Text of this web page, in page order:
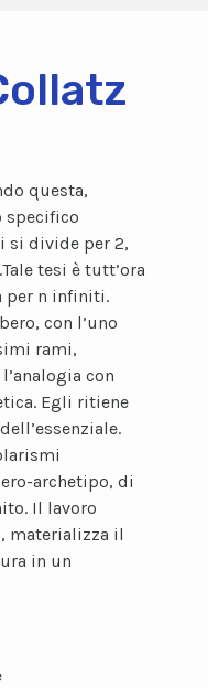
questa,
specifico
si divide per 2,
tesi è tutt’ora
per n infiniti.
con l’uno
rami,
con
Egli ritiene
archetipo, di
Il lavoro
materializza il
in un